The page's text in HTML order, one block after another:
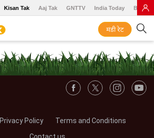
Kisan Tak Aaj Tak GNTTV India Today BT
मंडी रेट
Privacy Policy
Terms and Conditions